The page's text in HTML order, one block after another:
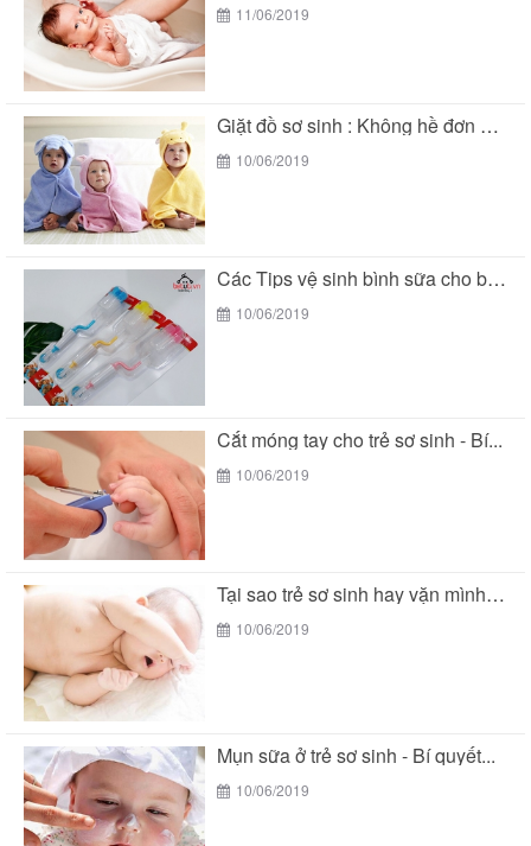
11/06/2019
Giặt đồ sơ sinh : Không hề đơn giản...
10/06/2019
Các Tips vệ sinh bình sữa cho bé đúng...
10/06/2019
Cắt móng tay cho trẻ sơ sinh - Bí...
10/06/2019
Tại sao trẻ sơ sinh hay vặn mình khi...
10/06/2019
Mụn sữa ở trẻ sơ sinh - Bí quyết...
10/06/2019